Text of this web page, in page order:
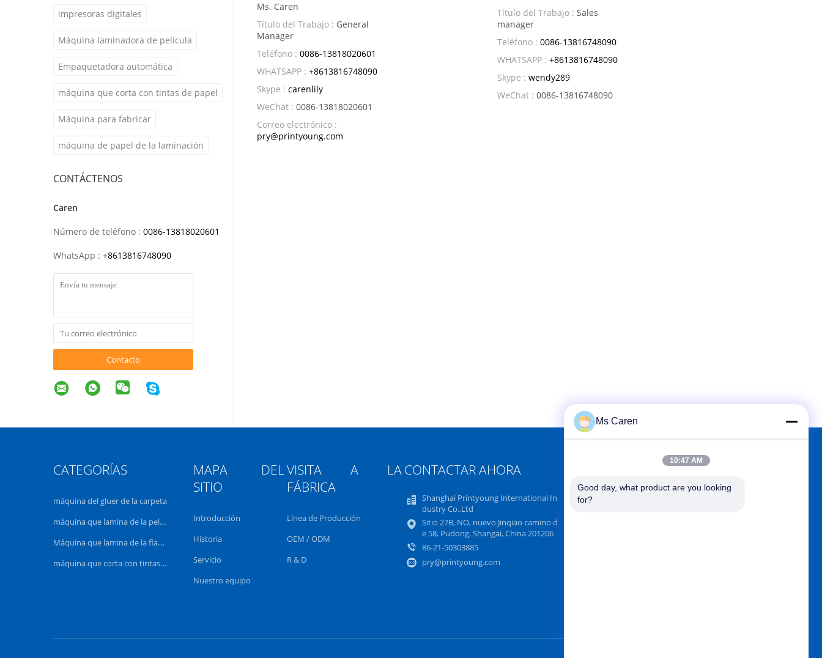
impresoras digitales
Máquina laminadora de película
Empaquetadora automática
máquina que corta con tintas de papel
Máquina para fabricar
máquina de papel de la laminación
CONTÁCTENOS
Caren
Número de teléfono : 0086-13818020601
WhatsApp : +8613816748090
Contacto
Ms. Caren
Título del Trabajo : General
Manager
Teléfono : 0086-13818020601
WHATSAPP : +8613816748090
Skype : carenlily
WeChat : 0086-13818020601
Correo electrónico :
pry@printyoung.com
Título del Trabajo : Sales
manager
Teléfono : 0086-13816748090
WHATSAPP : +8613816748090
Skype : wendy289
WeChat : 0086-13816748090
CATEGORÍAS
máquina del gluer de la carpeta
máquina que lamina de la película
Máquina que lamina de la flauta
máquina que corta con tintas de papel
MAPA DEL
SITIO
Introducción
Historia
Servicio
Nuestro equipo
VISITA A LA
FÁBRICA
Línea de Producción
OEM / ODM
R & D
CONTACTAR AHORA
Shanghai Printyoung International In
dustry Co.,Ltd
Sitio 27B, NO, nuevo Jinqiao camino d
e 58, Pudong, Shangai, China 201206
86-21-50303885
pry@printyoung.com
ENCUÉNTRANOS EN
Ms Caren
10:47 AM
Good day, what product are you looking
for?